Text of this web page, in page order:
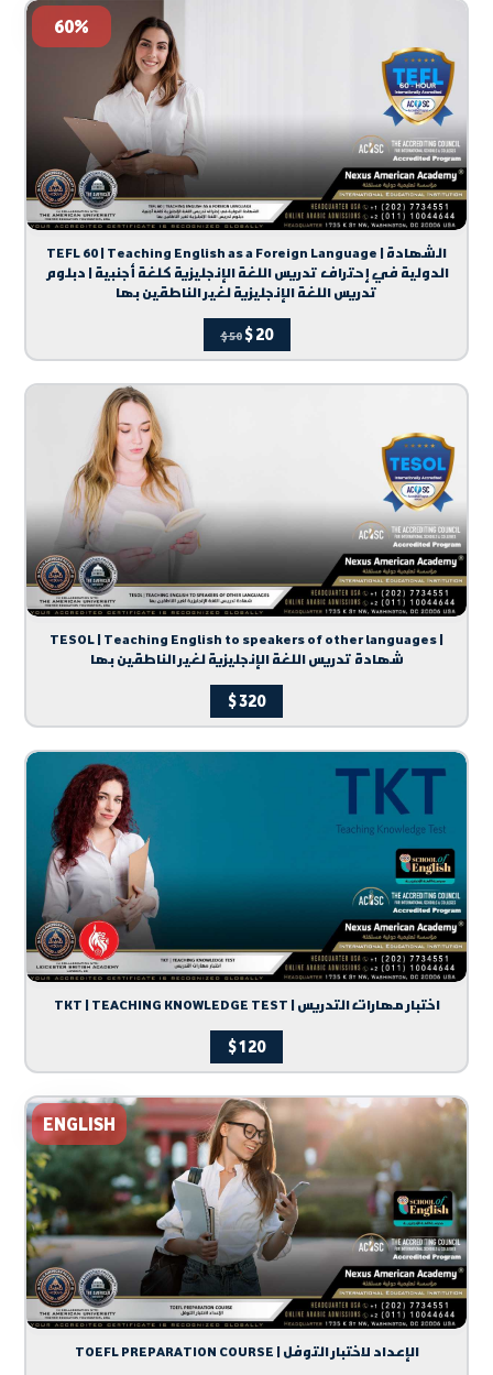
TEFL 60 | Teaching English as a Foreign Language | الشهادة
الدولية في إحتراف تدريس اللغة الإنجليزية كلغة أجنبية | دبلوم
تدريس اللغة الإنجليزية لغير الناطقين بها
$50$20
60%
TESOL | Teaching English to speakers of other languages |
شهادة تدريس اللغة الإنجليزية لغير الناطقين بها
$320
TKT | TEACHING KNOWLEDGE TEST | اختبار مهارات التدريس
$120
TOEFL PREPARATION COURSE | الإعداد لاختبار التوفل
ENGLISH